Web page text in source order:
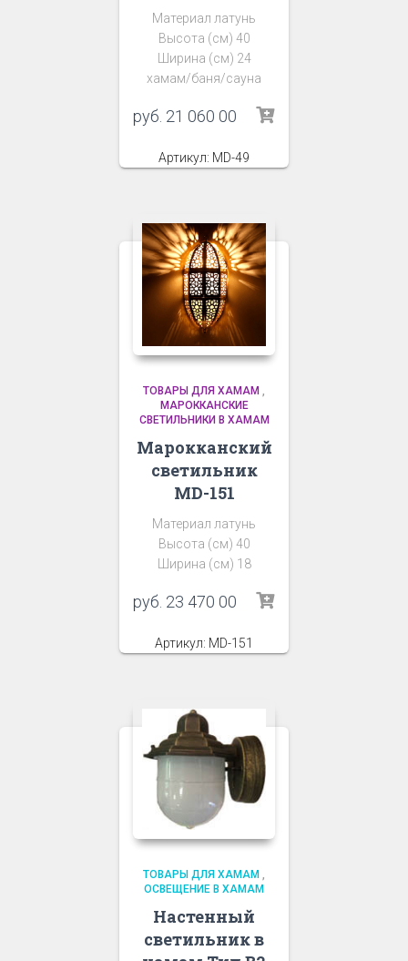
Материал латунь
Высота (см) 40
Ширина (см) 24
хамам/баня/сауна
руб. 21 060 00
Артикул: MD-49
ТОВАРЫ ДЛЯ ХАМАМ ,
МАРОККАНСКИЕ
СВЕТИЛЬНИКИ В ХАМАМ
Марокканский
светильник
MD-151
Материал латунь
Высота (см) 40
Ширина (см) 18
руб. 23 470 00
Артикул: MD-151
ТОВАРЫ ДЛЯ ХАМАМ
ОСВЕЩЕНИЕ В ХАМАМ
Настенный
светильник в